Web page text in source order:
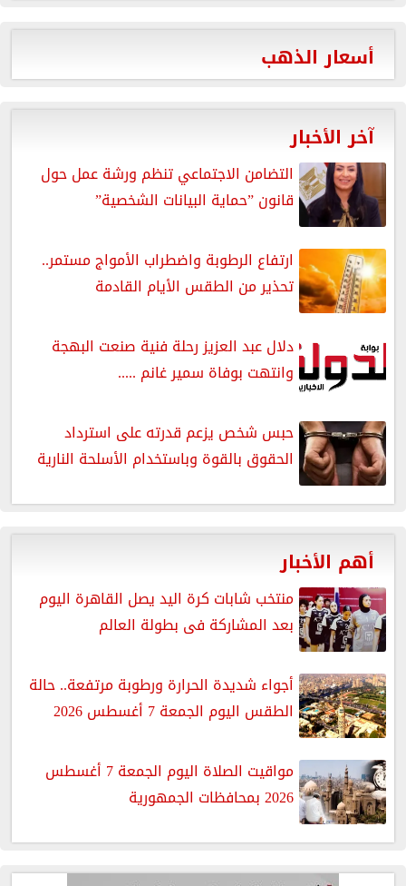
أسعار الذهب
آخر الأخبار
التضامن الاجتماعي تنظم ورشة عمل حول
قانون ”حماية البيانات الشخصية”
ارتفاع الرطوبة واضطراب الأمواج مستمر..
تحذير من الطقس الأيام القادمة
دلال عبد العزيز رحلة فنية صنعت البهجة
وانتهت بوفاة سمير غانم .....
حبس شخص يزعم قدرته على استرداد
الحقوق بالقوة وباستخدام الأسلحة النارية
أهم الأخبار
منتخب شابات كرة اليد يصل القاهرة اليوم
بعد المشاركة فى بطولة العالم
أجواء شديدة الحرارة ورطوبة مرتفعة.. حالة
الطقس اليوم الجمعة 7 أغسطس 2026
مواقيت الصلاة اليوم الجمعة 7 أغسطس
2026 بمحافظات الجمهورية